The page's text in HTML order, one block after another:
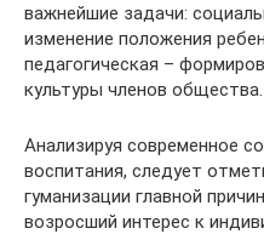
важнейшие задачи:
изменение положения
педагогическая –
культуры членов общества.
Анализируя современное
воспитания, следует
гуманизации главной
возросший интерес к